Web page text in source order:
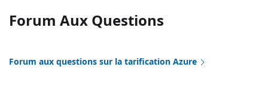
Forum Aux Questions
Forum aux questions sur la tarification Azure